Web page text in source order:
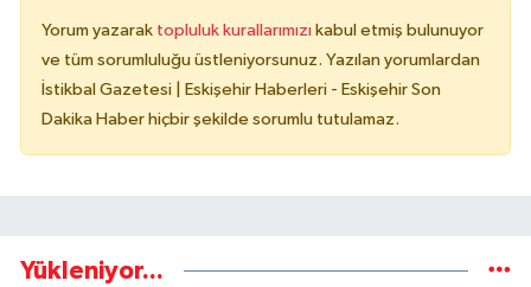
Yorum yazarak topluluk kurallarımızı kabul etmiş bulunuyor
ve tüm sorumluluğu üstleniyorsunuz. Yazılan yorumlardan
İstikbal Gazetesi | Eskişehir Haberleri - Eskişehir Son
Dakika Haber hiçbir şekilde sorumlu tutulamaz.
Yükleniyor...